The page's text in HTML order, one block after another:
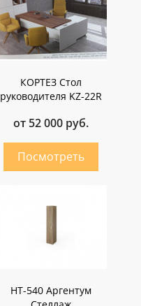
КОРТЕЗ Стол
руководителя KZ-22R
от 52 000 руб.
НТ-540 Аргентум